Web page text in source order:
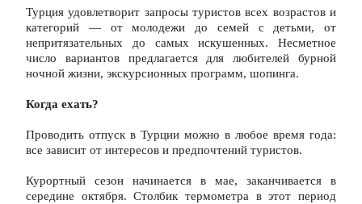
Турция удовлетворит запросы туристов всех возрастов и
категорий — от молодежи до семей с детьми, от
непритязательных до самых искушенных. Несметное
число вариантов предлагается для любителей бурной
ночной жизни, экскурсионных программ, шопинга.
Когда ехать?
Проводить отпуск в Турции можно в любое время года:
все зависит от интересов и предпочтений туристов.
Курортный сезон начинается в мае, заканчивается в
середине октября. Столбик термометра в этот период